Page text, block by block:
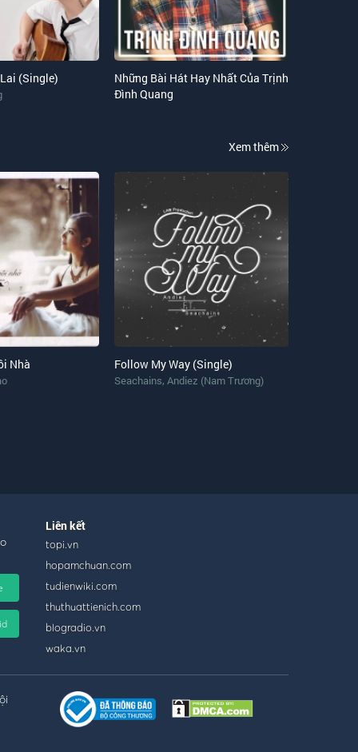
(Single)
Những Bài Hát Hay Nhất Của Trịnh
Đình Quang
Xem thêm
Nhà Follow My Way (Single)
Seachains, Andiez (Nam Trương)
Liên kết
topi.vn
hopamchuan.com
tudienwiki.com
thuthuattienich.com
blogradio.vn
waka.vn